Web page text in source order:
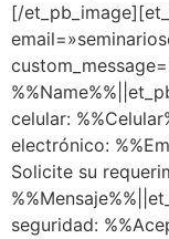
[/
celular:
electrónico:
Solicite su
seguridad: